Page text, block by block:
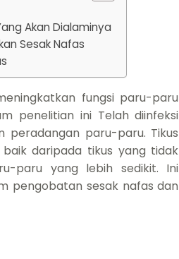
Akan Dialaminya
Sesak Nafas
fungsi paru-paru
penelitian ini Telah diinfeksi
peradangan paru-paru. Tikus
daripada tikus yang tidak
paru yang lebih sedikit. Ini
pengobatan sesak nafas dan